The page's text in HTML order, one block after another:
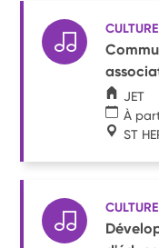
JET
À
ST